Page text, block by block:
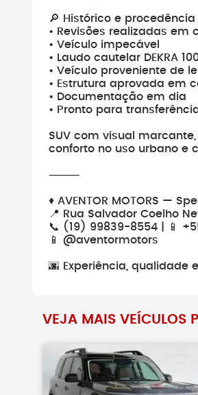
🔎 Histórico e procedência
• Revisões realizadas em
• Veículo impecável
• Laudo cautelar DEKRA
• Veículo proveniente de
• Estrutura aprovada em
• Documentação em dia
• Pronto para
SUV com visual
conforto no uso urbano e
⸻
♦️ AVENTOR MOTORS —
📍 Rua Salvador Coelho
📞 (19) 99839-8554 | 📱
📱 @aventormotors
🌆 Experiência, qualidade
VEJA MAIS VEÍCULOS